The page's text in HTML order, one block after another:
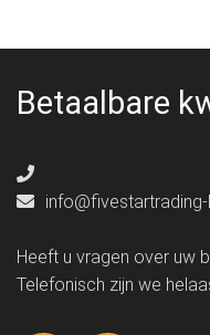
Betaalbare
info@fivestartrading-
Heeft u vragen over uw
Telefonisch zijn we